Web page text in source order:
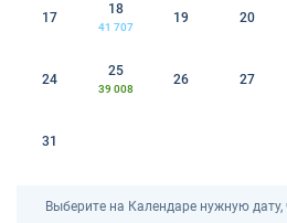
17
18
41 707
19 20
24
25
39 008
26 27
31
Выберите на Календаре нужную